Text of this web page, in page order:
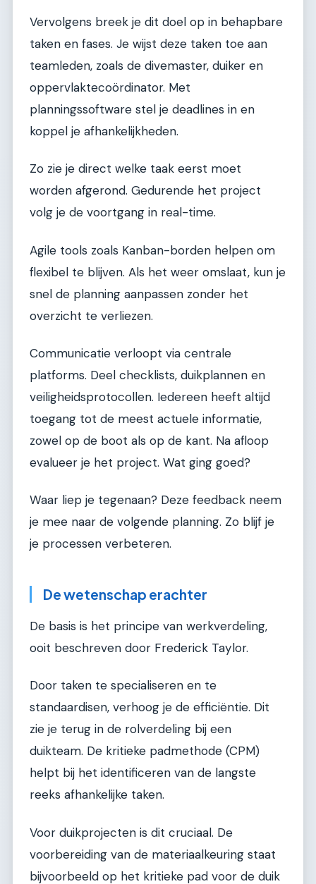
Vervolgens breek je dit doel op in behapbare
taken en fases. Je wijst deze taken toe aan
teamleden, zoals de divemaster, duiker en
oppervlaktecoördinator. Met
planningssoftware stel je deadlines in en
koppel je afhankelijkheden.
Zo zie je direct welke taak eerst moet
worden afgerond. Gedurende het project
volg je de voortgang in real-time.
Agile tools zoals Kanban-borden helpen om
flexibel te blijven. Als het weer omslaat, kun je
snel de planning aanpassen zonder het
overzicht te verliezen.
Communicatie verloopt via centrale
platforms. Deel checklists, duikplannen en
veiligheidsprotocollen. Iedereen heeft altijd
toegang tot de meest actuele informatie,
zowel op de boot als op de kant. Na afloop
evalueer je het project. Wat ging goed?
Waar liep je tegenaan? Deze feedback neem
je mee naar de volgende planning. Zo blijf je
je processen verbeteren.
De wetenschap erachter
De basis is het principe van werkverdeling,
ooit beschreven door Frederick Taylor.
Door taken te specialiseren en te
standaardisen, verhoog je de efficiëntie. Dit
zie je terug in de rolverdeling bij een
duikteam. De kritieke padmethode (CPM)
helpt bij het identificeren van de langste
reeks afhankelijke taken.
Voor duikprojecten is dit cruciaal. De
voorbereiding van de materiaalkeuring staat
bijvoorbeeld op het kritieke pad voor de duik